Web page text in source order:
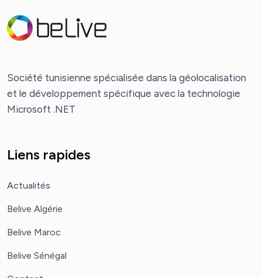
Société tunisienne spécialisée dans la géolocalisation
et le développement spécifique avec la technologie
Microsoft .NET
Liens rapides
Actualités
Belive Algérie
Belive Maroc
Belive Sénégal